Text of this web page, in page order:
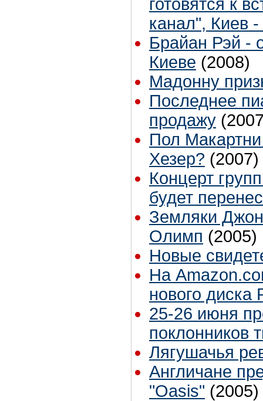
готовятся к
канал", Киев
Брайан Рэй -
Киеве (2008)
Мадонну
Последнее
продажу
Пол
Хезер? (2007)
Концерт
будет
Земляки
Олимп (2005)
Новые
На
нового диска
25-26 июня
поклонников
Лягушачья
Англичане
"Oasis" (2005)